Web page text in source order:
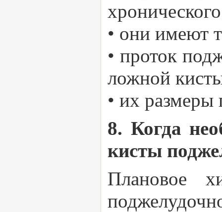
• они имеют
• проток
ложной
• их размеры
8. Когда
кисты
Плановое